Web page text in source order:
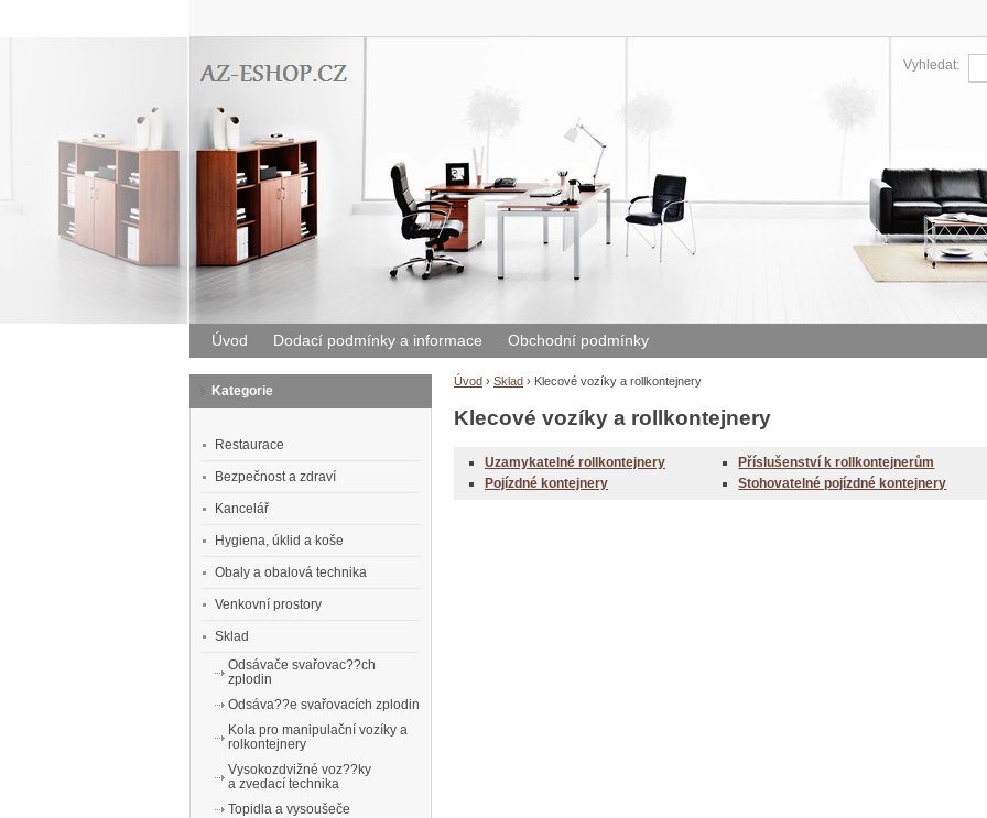
Vyhledat:
Úvod Dodací podmínky a informace Obchodní podmínky
Úvod › Sklad › Klecové vozíky a rollkontejnery
Klecové vozíky a rollkontejnery
Uzamykatelné rollkontejnery
Pojízdné kontejnery
Příslušenství k rollkontejnerům
Stohovatelné pojízdné kontejnery
Kategorie
Restaurace
Bezpečnost a zdraví
Kancelář
Hygiena, úklid a koše
Obaly a obalová technika
Venkovní prostory
Sklad
Odsávače svařovac??ch
zplodin
Odsáva??e svařovacích zplodin
Kola pro manipulační vozíky a
rolkontejnery
Vysokozdvižné voz??ky
a zvedací technika
Topidla a vysoušeče